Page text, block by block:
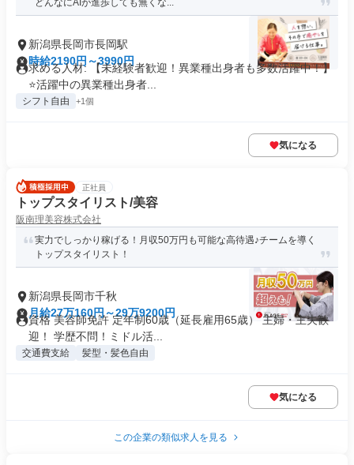
どんなにAIが進歩しても無くな...
新潟県長岡市長岡駅
時給2190円～3990円
求める人材: 【未経験者歓迎！異業種出身者も多数活躍中！】
⭐️活躍中の異業種出身者...
シフト自由 +1個
気になる
正社員
トップスタイリスト/美容
阪南理美容株式会社
実力でしっかり稼げる！月収50万円も可能な高待遇♪チームを導く
トップスタイリスト！
新潟県長岡市千秋
月給27万160円～29万9200円
資格 美容師免許 定年制60歳（延長雇用65歳） 主婦・主夫歓
迎！ 学歴不問！ミドル活...
交通費支給 髪型・髪色自由
気になる
この企業の類似求人を見る